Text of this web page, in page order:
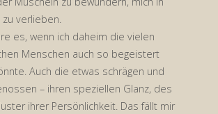
verlieben.
es, wenn ich daheim die vielen
Menschen auch so begeistert
Auch die etwas schrägen und
– ihren speziellen Glanz, des
ihrer Persönlichkeit. Das fällt mir